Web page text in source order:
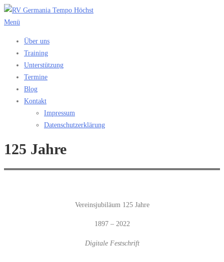
Zum
Inhalt
Menü
Über uns
Training
Unterstützung
Termine
Blog
Kontakt
Impressum
Datenschutzerklärung
125 Jahre
Vereinsjubiläum 125 Jahre
1897 – 2022
Digitale Festschrift